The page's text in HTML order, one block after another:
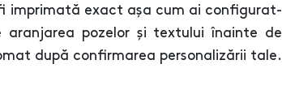
imprimată exact așa cum ai configurat-
pozelor și textului înainte de
după confirmarea personalizării tale.